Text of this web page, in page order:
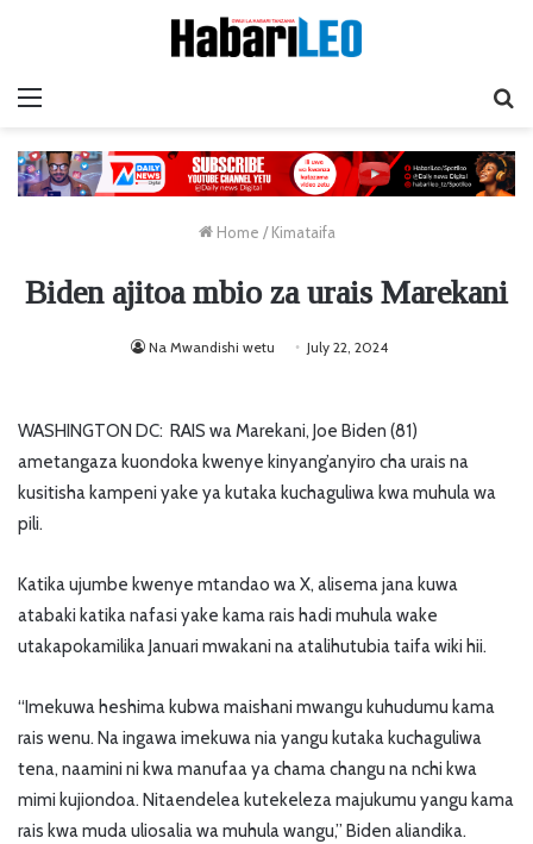
Home / Kimataifa
Biden ajitoa mbio za urais Marekani
Na Mwandishi wetu July 22, 2024
WASHINGTON DC: RAIS wa Marekani, Joe Biden (81)
ametangaza kuondoka kwenye kinyang’anyiro cha urais na
kusitisha kampeni yake ya kutaka kuchaguliwa kwa muhula wa
pili.
Katika ujumbe kwenye mtandao wa X, alisema jana kuwa
atabaki katika nafasi yake kama rais hadi muhula wake
utakapokamilika Januari mwakani na atalihutubia taifa wiki hii.
“Imekuwa heshima kubwa maishani mwangu kuhudumu kama
rais wenu. Na ingawa imekuwa nia yangu kutaka kuchaguliwa
tena, naamini ni kwa manufaa ya chama changu na nchi kwa
mimi kujiondoa. Nitaendelea kutekeleza majukumu yangu kama
rais kwa muda uliosalia wa muhula wangu,” Biden aliandika.